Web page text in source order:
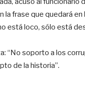
frase que quedará en
está loco, sólo está
“No soporto a los
de la historia”.